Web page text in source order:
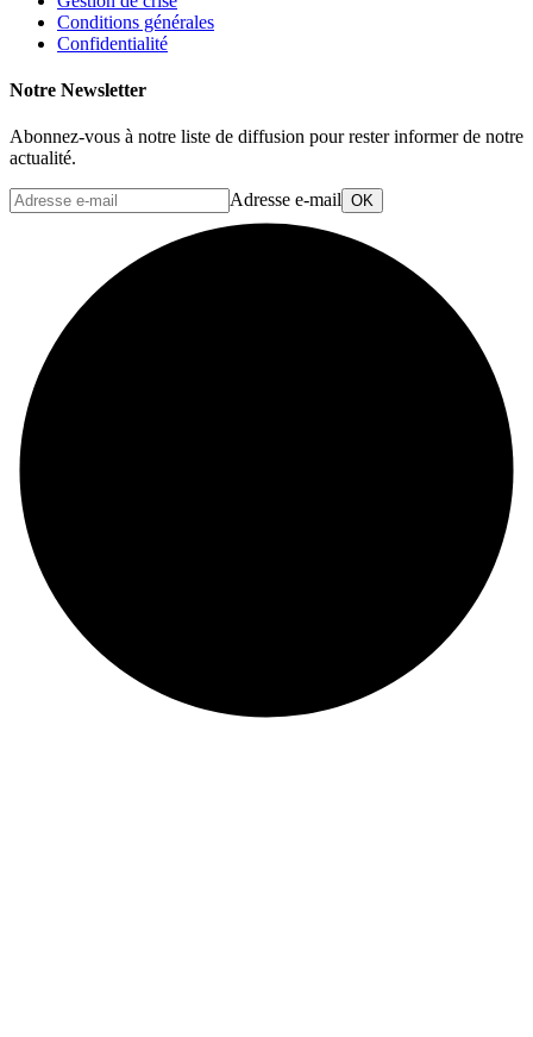
Conditions générales
Confidentialité
Notre Newsletter
Abonnez-vous à notre liste de diffusion pour rester informer de notre
actualité.
Adresse e-mail